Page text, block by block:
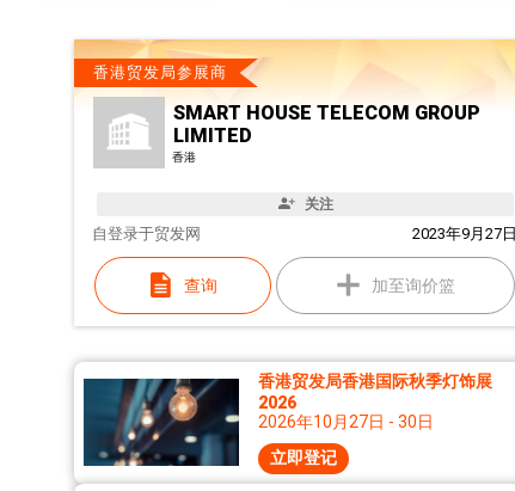
香港贸发局参展商
SMART HOUSE TELECOM GROUP
LIMITED
香港
关注
自 2023年9月27日
登录于贸发网
查询 加至询价篮
香港贸发局香港国际秋季灯饰展
2026
2026年10月27日 - 30日
立即登记